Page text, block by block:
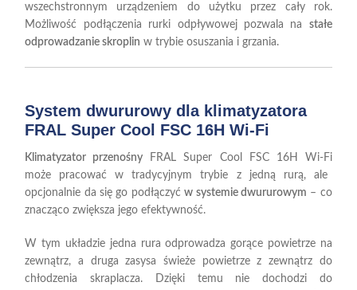
wszechstronnym urządzeniem do użytku przez cały rok.
Możliwość podłączenia rurki odpływowej pozwala na stałe
odprowadzanie skroplin w trybie osuszania i grzania.
System dwururowy dla klimatyzatora
FRAL Super Cool FSC 16H Wi-Fi
Klimatyzator przenośny FRAL Super Cool FSC 16H Wi-Fi
może pracować w tradycyjnym trybie z jedną rurą, ale
opcjonalnie da się go podłączyćw systemie dwururowym – co
znacząco zwiększa jego efektywność.
W tym układzie jedna rura odprowadza gorące powietrze na
zewnątrz, a druga zasysa świeże powietrze z zewnątrz do
chłodzenia skraplacza. Dzięki temu nie dochodzi do